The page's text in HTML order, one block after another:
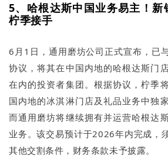
5、哈根达斯中国业务易主！新
柠季接手
6月1日，通用磨坊公司正式宣布，已
协议，将其在中国内地的哈根达斯门
在内的投资者集团。根据协议，柠季
国内地的冰淇淋门店及礼品业务中独
而通用磨坊将继续拥有并运营哈根达
业务。该交易预计于2026年内完成，
其他交割条件，财务条款未予披露。